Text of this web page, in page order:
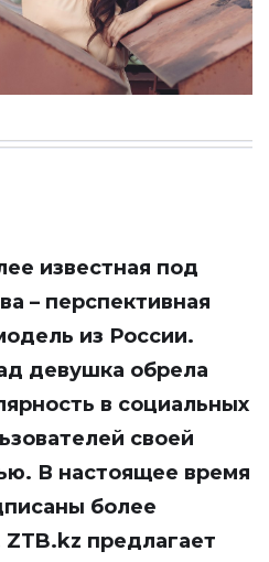
известная под
– перспективная
из России.
девушка обрела
в социальных
своей
В настоящее время
более
ZTB.kz предлагает